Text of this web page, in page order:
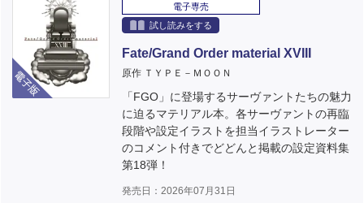
電子版
電子専売
試し読みをする
Fate/Grand Order material XVIII
原作 ＴＹＰＥ－ＭＯＯＮ
「FGO」に登場するサーヴァントたちの魅力
に迫るマテリアル本。各サーヴァントの再臨
段階や設定イラストを担当イラストレーター
のコメント付きでどどんと掲載の設定資料集
第18弾！
発売日：2026年07月31日